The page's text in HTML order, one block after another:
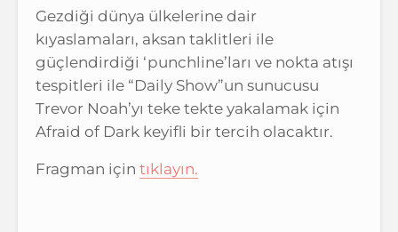
Gezdiği dünya ülkelerine dair
kıyaslamaları, aksan taklitleri ile
güçlendirdiği ‘punchline’ları ve nokta atışı
tespitleri ile “Daily Show”un sunucusu
Trevor Noah’yı teke tekte yakalamak için
Afraid of Dark keyifli bir tercih olacaktır.
Fragman için tıklayın.